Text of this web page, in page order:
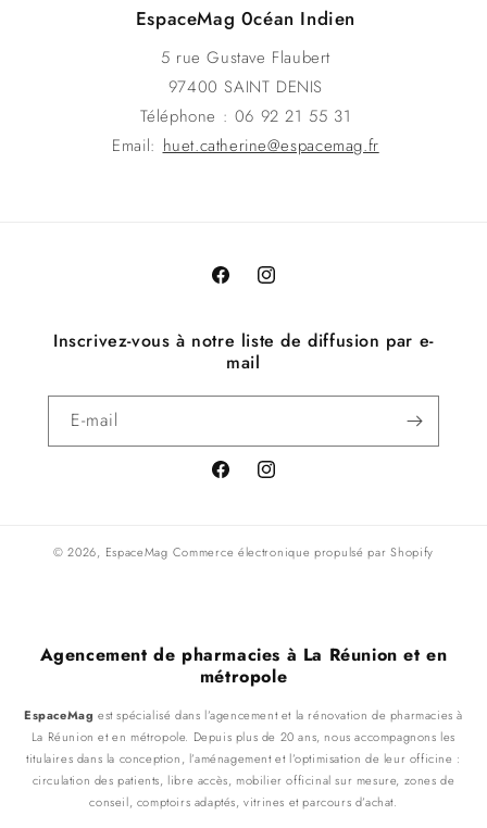
EspaceMag 0céan Indien
5 rue Gustave Flaubert
97400 SAINT DENIS
Téléphone : 06 92 21 55 31
Email: huet.catherine@espacemag.fr
FacebookInstagram
Inscrivez-vous à notre liste de diffusion par e-
mail
E-mail
FacebookInstagram
© 2026, EspaceMag Commerce électronique propulsé par Shopify
Agencement de pharmacies à La Réunion et en
métropole
EspaceMag est spécialisé dans l’agencement et la rénovation de pharmacies à
La Réunion et en métropole. Depuis plus de 20 ans, nous accompagnons les
titulaires dans la conception, l’aménagement et l’optimisation de leur officine :
circulation des patients, libre accès, mobilier officinal sur mesure, zones de
conseil, comptoirs adaptés, vitrines et parcours d’achat.